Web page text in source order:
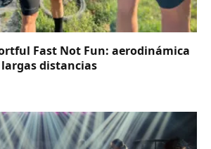
Fast Not Fun: aerodinámica
distancias